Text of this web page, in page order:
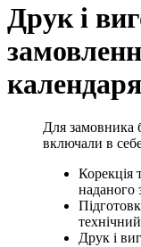
Друк і
Для замовника
включали в
Корекція
наданого
Друк і